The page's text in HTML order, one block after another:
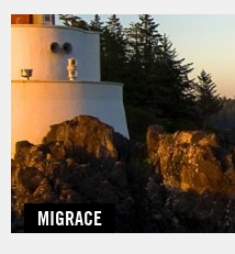
MIGRACE